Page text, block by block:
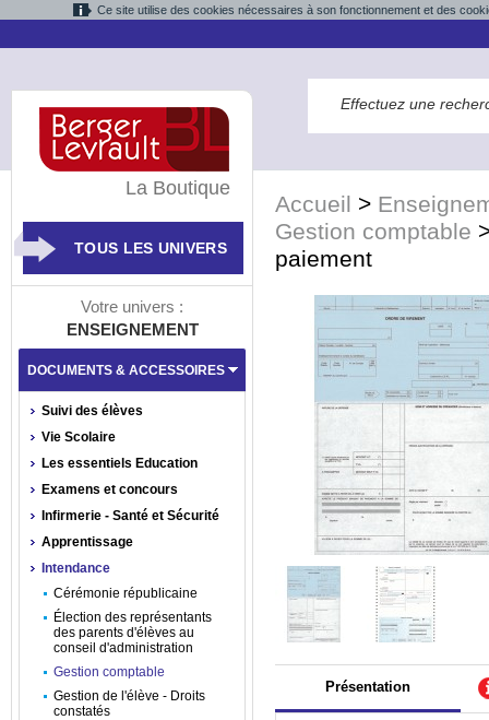
Ce site utilise des cookies nécessaires à son fonctionnement et des
Accueil >
Gestion comptable
paiement
Présentation
La Boutique
TOUS LES UNIVERS
Votre univers :
ENSEIGNEMENT
DOCUMENTS & ACCESSOIRES
Suivi des élèves
Vie Scolaire
Les essentiels Education
Examens et concours
Infirmerie - Santé et Sécurité
Apprentissage
Intendance
Cérémonie républicaine
Élection des représentants
des parents d'élèves au
conseil d'administration
Gestion comptable
Gestion de l'élève - Droits
constatés